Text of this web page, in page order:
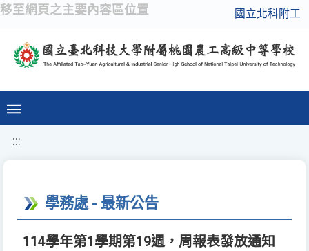
移至網頁之主要內容區位置 國立北科附工
:::
學務處 - 最新公告
114學年第1學期第19週，周報表發放通知